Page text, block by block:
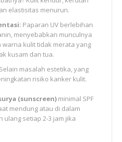
elastisitas menurun.
Paparan UV berlebihan
menyebabkan munculnya
warna kulit tidak merata yang
kusam dan tua.
Selain masalah estetika, yang
risiko kanker kulit.
(sunscreen) minimal SPF
mendung atau di dalam
ulang setiap 2-3 jam jika